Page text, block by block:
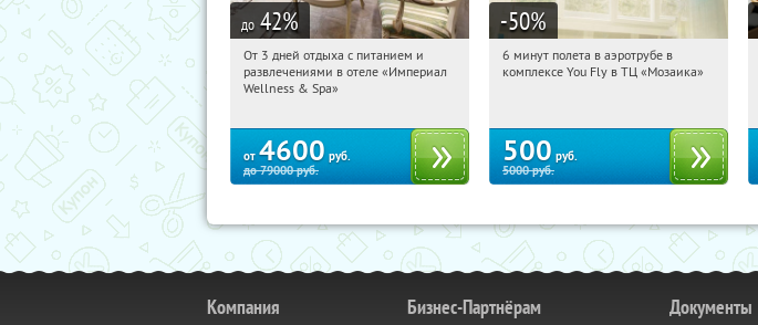
до 42%
13:37:26 Купили:
Калужская обл., г. Обнинск, Киевское
От 3 дней отдыха с питанием и
развлечениями в отеле «Империал
Wellness & Spa»
от 4600 руб.
до79000руб.
-50%
13:37:26 Купили:
6 минут полета в аэротрубе в
комплексе You Fly в ТЦ «Мозаика»
500 руб.
5000руб.
Компания Бизнес-Партнёрам Документы